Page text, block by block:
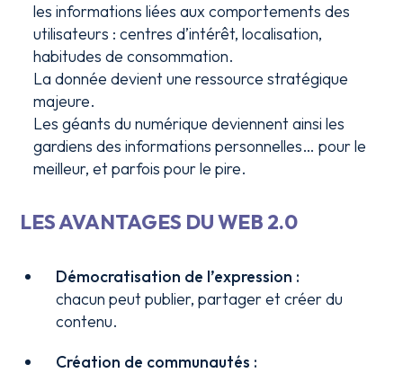
les informations liées aux comportements des
utilisateurs : centres d’intérêt, localisation,
habitudes de consommation.
La donnée devient une ressource stratégique
majeure.
Les géants du numérique deviennent ainsi les
gardiens des informations personnelles… pour le
meilleur, et parfois pour le pire.
LES AVANTAGES DU WEB 2.0
Démocratisation de l’expression :
chacun peut publier, partager et créer du
contenu.
Création de communautés :